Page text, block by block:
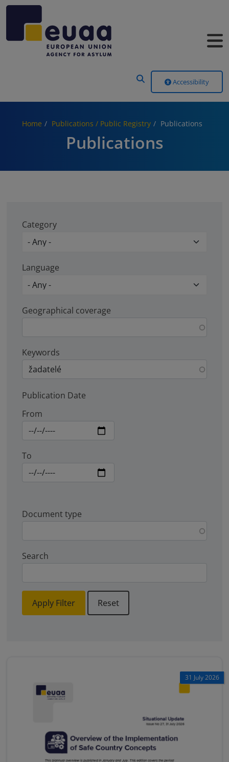
Accessibility
Home Publications / Public Registry Publications
Publications
Category
Language
Geographical coverage
Keywords
Publication Date
From
To
Document type
Search
Apply Filter Reset
31 July 2026